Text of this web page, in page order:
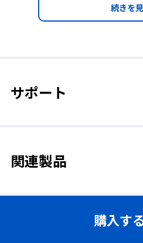
サポート
関連製品
購入す